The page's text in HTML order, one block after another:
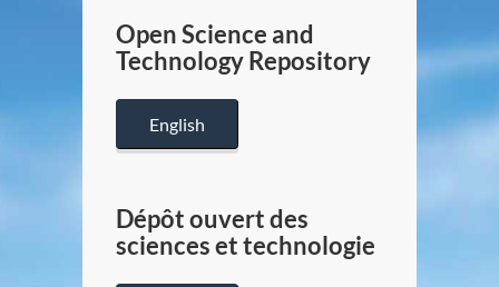
Canada
Open Science and
Technology Repository
English
Dépôt ouvert des
sciences et technologie